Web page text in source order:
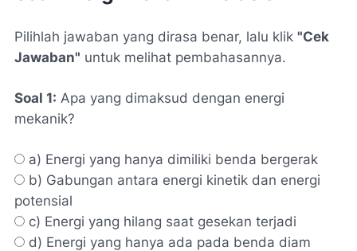
Pilihlah jawaban yang dirasa benar, lalu klik "Cek
Jawaban" untuk melihat pembahasannya.
Soal 1: Apa yang dimaksud dengan energi
mekanik?
a) Energi yang hanya dimiliki benda bergerak
b) Gabungan antara energi kinetik dan energi
potensial
c) Energi yang hilang saat gesekan terjadi
d) Energi yang hanya ada pada benda diam